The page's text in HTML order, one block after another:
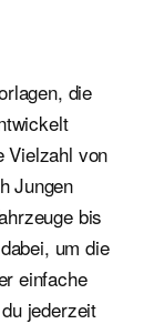
die
Vielzahl von
Jungen
bis
um die
einfache
jederzeit